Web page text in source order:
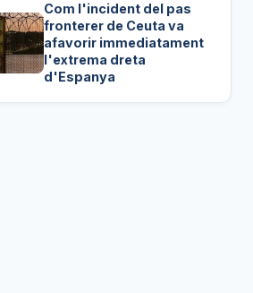
Com l'incident del pas
fronterer de Ceuta va
afavorir immediatament
l'extrema dreta
d'Espanya